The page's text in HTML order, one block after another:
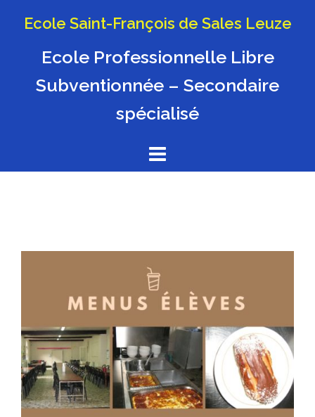
Ecole Saint-François de Sales Leuze
Ecole Professionnelle Libre
Subventionnée – Secondaire
spécialisé